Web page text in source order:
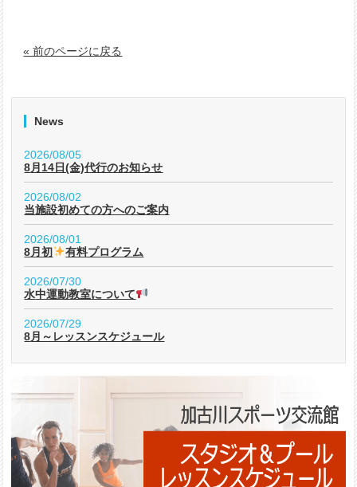
« 前のページに戻る
News
2026/08/05
8月14日(金)代行のお知らせ
2026/08/02
当施設初めての方へのご案内
2026/08/01
8月初
有料プログラム
2026/07/30
水中運動教室について
2026/07/29
8月～レッスンスケジュール